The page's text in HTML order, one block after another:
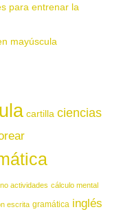
para entrenar la
mayúscula
cartilla ciencias
actividades cálculo mental
escrita gramática inglés